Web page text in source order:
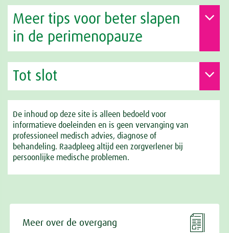
Meer tips voor beter slapen
in de perimenopauze
Tot slot
De inhoud op deze site is alleen bedoeld voor
informatieve doeleinden en is geen vervanging van
professioneel medisch advies, diagnose of
behandeling. Raadpleeg altijd een zorgverlener bij
persoonlijke medische problemen.

Meer over de overgang